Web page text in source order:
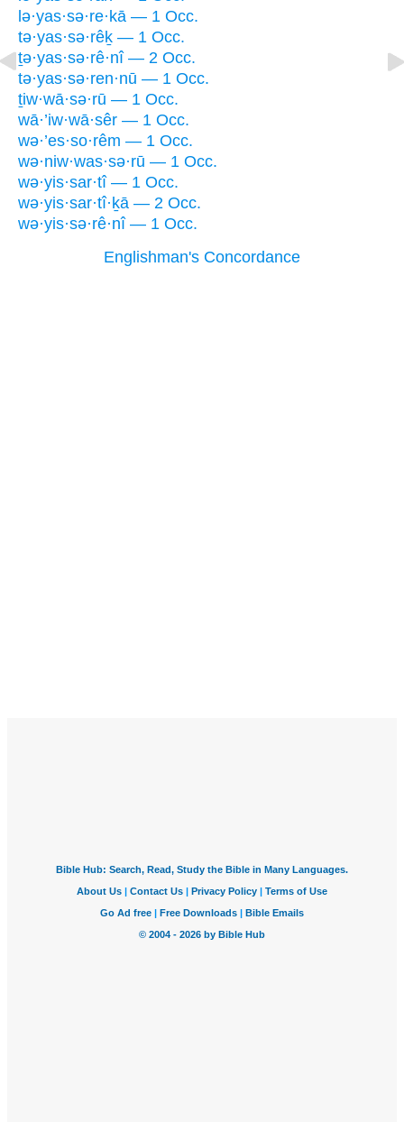
lə·yas·sə·re·kā — 1 Occ.
tə·yas·sə·rêḵ — 1 Occ.
ṯə·yas·sə·rê·nî — 2 Occ.
tə·yas·sə·ren·nū — 1 Occ.
ṯiw·wā·sə·rū — 1 Occ.
wā·’iw·wā·sêr — 1 Occ.
wə·’es·so·rêm — 1 Occ.
wə·niw·was·sə·rū — 1 Occ.
wə·yis·sar·tî — 1 Occ.
wə·yis·sar·tî·ḵā — 2 Occ.
wə·yis·sə·rê·nî — 1 Occ.
Englishman's Concordance